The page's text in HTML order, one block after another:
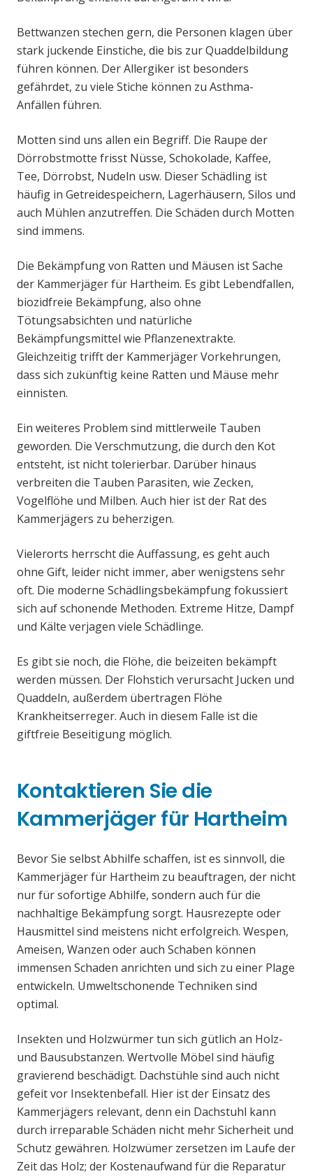
Bettwanzen stechen gern, die Personen klagen über
stark juckende Einstiche, die bis zur Quaddelbildung
führen können. Der Allergiker ist besonders
gefährdet, zu viele Stiche können zu Asthma-
Anfällen führen.
Motten sind uns allen ein Begriff. Die Raupe der
Dörrobstmotte frisst Nüsse, Schokolade, Kaffee,
Tee, Dörrobst, Nudeln usw. Dieser Schädling ist
häufig in Getreidespeichern, Lagerhäusern, Silos und
auch Mühlen anzutreffen. Die Schäden durch Motten
sind immens.
Die Bekämpfung von Ratten und Mäusen ist Sache
der Kammerjäger für Hartheim. Es gibt Lebendfallen,
biozidfreie Bekämpfung, also ohne
Tötungsabsichten und natürliche
Bekämpfungsmittel wie Pflanzenextrakte.
Gleichzeitig trifft der Kammerjäger Vorkehrungen,
dass sich zukünftig keine Ratten und Mäuse mehr
einnisten.
Ein weiteres Problem sind mittlerweile Tauben
geworden. Die Verschmutzung, die durch den Kot
entsteht, ist nicht tolerierbar. Darüber hinaus
verbreiten die Tauben Parasiten, wie Zecken,
Vogelflöhe und Milben. Auch hier ist der Rat des
Kammerjägers zu beherzigen.
Vielerorts herrscht die Auffassung, es geht auch
ohne Gift, leider nicht immer, aber wenigstens sehr
oft. Die moderne Schädlingsbekämpfung fokussiert
sich auf schonende Methoden. Extreme Hitze, Dampf
und Kälte verjagen viele Schädlinge.
Es gibt sie noch, die Flöhe, die beizeiten bekämpft
werden müssen. Der Flohstich verursacht Jucken und
Quaddeln, außerdem übertragen Flöhe
Krankheitserreger. Auch in diesem Falle ist die
giftfreie Beseitigung möglich.
Kontaktieren Sie die
Kammerjäger für Hartheim
Bevor Sie selbst Abhilfe schaffen, ist es sinnvoll, die
Kammerjäger für Hartheim zu beauftragen, der nicht
nur für sofortige Abhilfe, sondern auch für die
nachhaltige Bekämpfung sorgt. Hausrezepte oder
Hausmittel sind meistens nicht erfolgreich. Wespen,
Ameisen, Wanzen oder auch Schaben können
immensen Schaden anrichten und sich zu einer Plage
entwickeln. Umweltschonende Techniken sind
optimal.
Insekten und Holzwürmer tun sich gütlich an Holz-
und Bausubstanzen. Wertvolle Möbel sind häufig
gravierend beschädigt. Dachstühle sind auch nicht
gefeit vor Insektenbefall. Hier ist der Einsatz des
Kammerjägers relevant, denn ein Dachstuhl kann
durch irreparable Schäden nicht mehr Sicherheit und
Schutz gewähren. Holzwümer zersetzen im Laufe der
Zeit das Holz; der Kostenaufwand für die Reparatur